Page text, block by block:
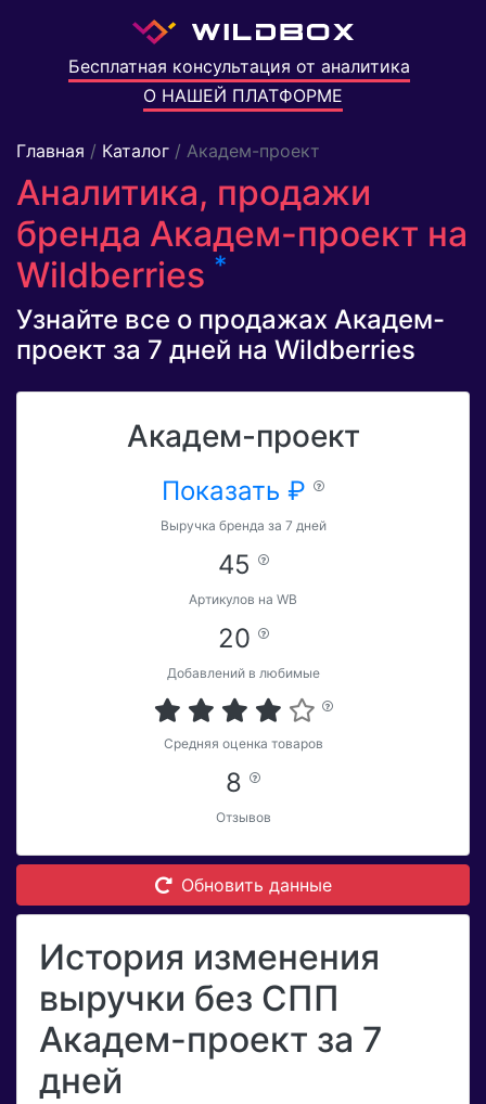
Бесплатная консультация от аналитика
О НАШЕЙ ПЛАТФОРМЕ
Главная / Каталог / Академ-проект
Аналитика, продажи
бренда Академ-проект на
Wildberries *
Узнайте все о продажах Академ-
проект за 7 дней на Wildberries
Академ-проект
Показать ₽
Выручка бренда за 7 дней
45
Артикулов на WB
20
Добавлений в любимые
Средняя оценка товаров
8
Отзывов
Обновить данные
История изменения
выручки без СПП
Академ-проект за 7
дней